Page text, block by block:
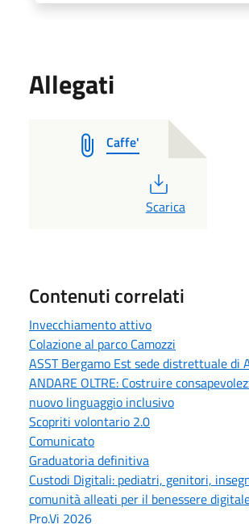
Allegati
Caffe'
PDF
Scarica
Contenuti correlati
Invecchiamento attivo
Colazione al parco Camozzi
ASST Bergamo Est sede distrettuale di
ANDARE OLTRE: Costruire
nuovo linguaggio inclusivo
Scopriti volontario 2.0
Comunicato
Graduatoria definitiva
Custodi Digitali: pediatri, genitori,
comunità alleati per il benessere
Pro.Vi 2026